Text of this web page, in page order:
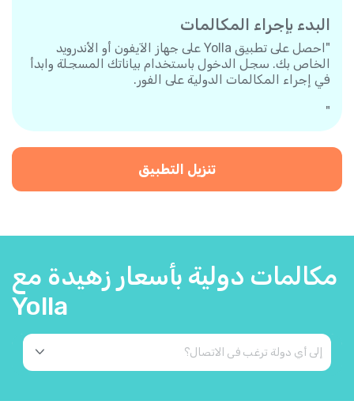
البدء بإجراء المكالمات
"احصل على تطبيق Yolla على جهاز الآيفون أو الأندرويد
الخاص بك. سجل الدخول باستخدام بياناتك المسجلة وابدأ
في إجراء المكالمات الدولية على الفور.
"
تنزيل التطبيق
مكالمات دولية بأسعار زهيدة مع
Yolla